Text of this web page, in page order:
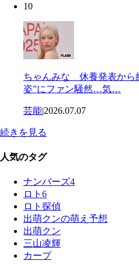
10
ちゃんみな 休養発表から
姿”にファン騒然…気…
芸能|2026.07.07
続きを見る
人気のタグ
ナンバーズ4
ロト6
ロト探偵
出萌クンの萌え予想
出萌クン
三山凌輝
カープ